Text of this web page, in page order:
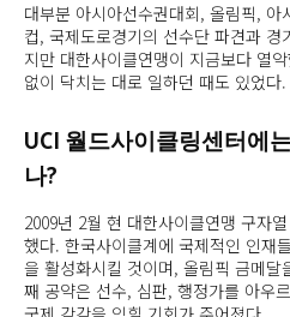
대부분 아시아선수권대회, 올림픽,
컵, 국제도로경기의 선수단 파견과
지만 대한사이클연맹이 지금보다 열
없이 닥치는 대로 일하던 때도 있었다.
UCI 월드사이클링센터에
나?
2009년 2월 현 대한사이클연맹 구자
했다. 한국사이클계에 국제적인 인재
을 활성화시킬 것이며, 올림픽 금메
째 공약은 선수, 심판, 행정가를 아우